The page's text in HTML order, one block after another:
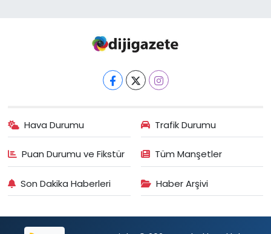
Hava Durumu Trafik Durumu
Puan Durumu ve Fikstür Tüm Manşetler
Son Dakika Haberleri Haber Arşivi